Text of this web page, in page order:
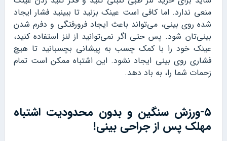
منعی ندارد. اما کافی است عینک بزنید تا ببینید فشار ایجاد
شده روی بینی، می‌تواند باعث ایجاد فرورفتگی و دفرم شدن
بینی‌تان شود. پس حتی اگر نمی‌توانید از لنز استفاده کنید،
عینک خود را با کمک چسب به پیشانی بچسبانید تا هیچ
فشاری روی بینی ایجاد نشود. این اشتباه ممکن است تمام
زحمات شما را، به باد دهد.
۵-ورزش سنگین و بدون محدودیت اشتباه
مهلک پس از جراحی بینی!